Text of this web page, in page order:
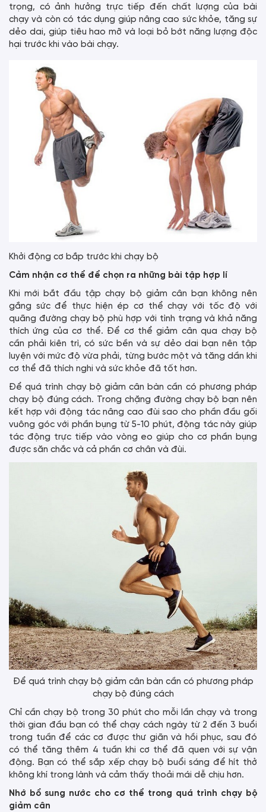
trọng, có ảnh hưởng trực tiếp đến chất lượng của bài
chạy và còn có tác dụng giúp nâng cao sức khỏe, tăng sự
dẻo dai, giúp tiêu hao mỡ và loại bỏ bớt năng lượng độc
hại trước khi vào bài chạy.
Khởi động cơ bắp trước khi chạy bộ
Cảm nhận cơ thể để chọn ra những bài tập hợp lí
Khi mới bắt đầu tập chạy bộ giảm cân bạn không nên
gắng sức để thực hiện ép cơ thể chạy với tốc độ với
quãng đường chạy bộ phù hợp với tình trạng và khả năng
thích ứng của cơ thể. Để cơ thể giảm cân qua chạy bộ
cần phải kiên trì, có sức bền và sự dẻo dai bạn nên tập
luyện với mức độ vừa phải, từng bước một và tăng dần khi
cơ thể đã thích nghi và sức khỏe đã tốt hơn.
Để quá trình chạy bộ giảm cân bàn cần có phương pháp
chạy bộ đúng cách. Trong chặng đường chạy bộ bạn nên
kết hợp với động tác nâng cao đùi sao cho phần đầu gối
vuông góc với phần bụng từ 5-10 phút, động tác này giúp
tác động trực tiếp vào vòng eo giúp cho cơ phần bụng
được săn chắc và cả phần cơ chân và đùi.
Để quá trình chạy bộ giảm cân bàn cần có phương pháp
chạy bộ đúng cách
Chỉ cần chạy bộ trong 30 phút cho mỗi lần chạy và trong
thời gian đầu bạn có thể chạy cách ngày từ 2 đến 3 buổi
trong tuần để các cơ được thư giãn và hồi phục, sau đó
có thể tăng thêm 4 tuần khi cơ thể đã quen với sự vận
động. Bạn có thể sắp xếp chạy bộ buổi sáng để hít thở
không khí trong lành và cảm thấy thoải mái dễ chịu hơn.
Nhớ bổ sung nước cho cơ thể trong quá trình chạy bộ
giảm cân